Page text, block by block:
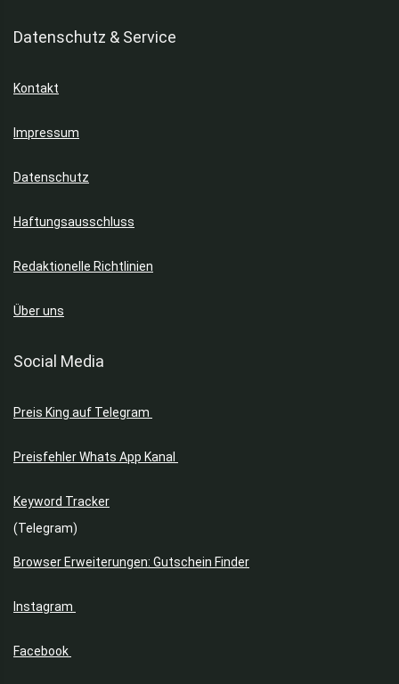
Datenschutz & Service
Kontakt
Impressum
Datenschutz
Haftungsausschluss
Redaktionelle Richtlinien
Über uns
Social Media
Preis King auf Telegram
Preisfehler Whats App Kanal
Keyword Tracker
(Telegram)
Browser Erweiterungen: Gutschein Finder
Instagram
Facebook